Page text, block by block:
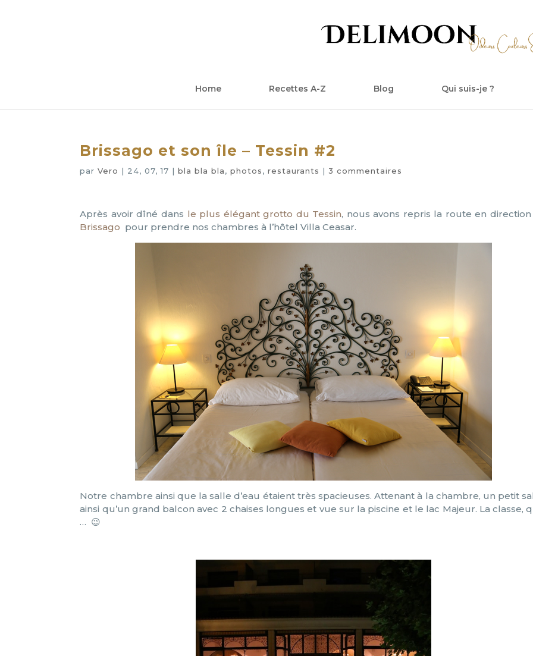
Home Recettes A-Z Blog Qui suis-je ?
Brissago et son île – Tessin #2
parVero | 24, 07, 17 |bla bla bla,photos,restaurants |3 commentaires
Après avoir dîné dans le plus élégant grotto du Tessin, nous avons repris la route en
Brissago pour prendre nos chambres à l’hôtel Villa Ceasar.
Notre chambre ainsi que la salle d’eau étaient très spacieuses. Attenant à la chambre, un petit
ainsi qu’un grand balcon avec 2 chaises longues et vue sur la piscine et le lac Majeur. La classe,
… 😉